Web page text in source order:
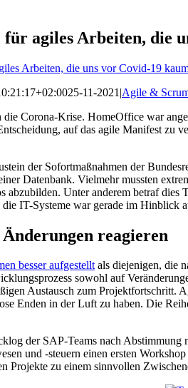
für agiles Arbeiten, die
25-11-2021 |Agile &
Corona-Krise. HomeOffice war
auf das agile Manifest zu
der Sofortmaßnahmen der
Datenbank. Vielmehr mussten
abzubilden. Unter anderem betraf
IT-Systeme war gerade im Hinblick
reagieren
besser aufgestelltals diejenigen, die
sowohl auf
Austausch zum Projektfortschritt.
Enden in der Luft zu haben. Die
der SAP-Teams nach
und -steuern einen ersten
Projekte zu einem sinnvollen